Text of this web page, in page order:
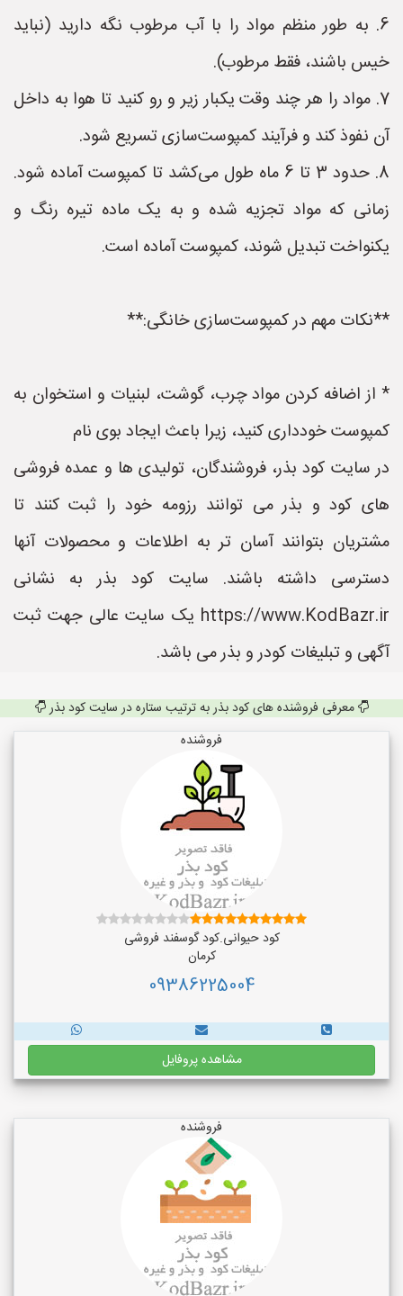
6. به طور منظم مواد را با آب مرطوب نگه دارید (نباید
خیس باشند، فقط مرطوب).
7. مواد را هر چند وقت یکبار زیر و رو کنید تا هوا به داخل
آن نفوذ کند و فرآیند کمپوست‌سازی تسریع شود.
8. حدود 3 تا 6 ماه طول می‌کشد تا کمپوست آماده شود.
زمانی که مواد تجزیه شده و به یک ماده تیره رنگ و
یکنواخت تبدیل شوند، کمپوست آماده است.
**نکات مهم در کمپوست‌سازی خانگی:**
* از اضافه کردن مواد چرب، گوشت، لبنیات و استخوان به
کمپوست خودداری کنید، زیرا باعث ایجاد بوی نام
در سایت کود بذر، فروشندگان، تولیدی ها و عمده فروشی
های کود و بذر می توانند رزومه خود را ثبت کنند تا
مشتریان بتوانند آسان تر به اطلاعات و محصولات آنها
دسترسی داشته باشند. سایت کود بذر به نشانی
https://www.KodBazr.ir یک سایت عالی جهت ثبت
آگهی و تبلیغات کودر و بذر می باشد.
معرفی فروشنده های کود بذر به ترتیب ستاره در سایت کود بذر
فروشنده
کود حیوانی.کود گوسفند فروشی
کرمان
09386225004
مشاهده پروفایل
فروشنده